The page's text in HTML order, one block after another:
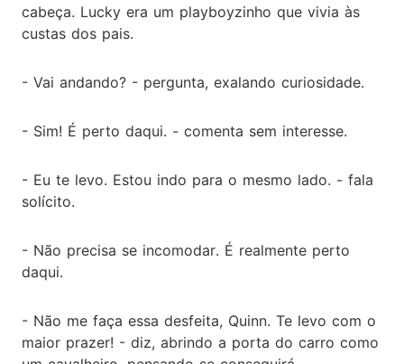
cabeça. Lucky era um playboyzinho que vivia às
custas dos pais.
- Vai andando? - pergunta, exalando curiosidade.
- Sim! É perto daqui. - comenta sem interesse.
- Eu te levo. Estou indo para o mesmo lado. - fala
solícito.
- Não precisa se incomodar. É realmente perto
daqui.
- Não me faça essa desfeita, Quinn. Te levo com o
maior prazer! - diz, abrindo a porta do carro como